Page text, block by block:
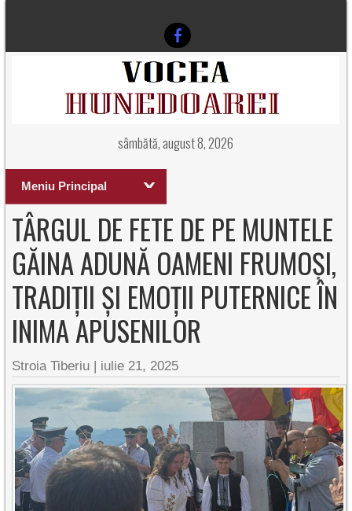
sâmbătă, august 8, 2026
Meniu Principal
TÂRGUL DE FETE DE PE MUNTELE
GĂINA ADUNĂ OAMENI FRUMOȘI,
TRADIȚII ȘI EMOȚII PUTERNICE ÎN
INIMA APUSENILOR
Stroia Tiberiu | iulie 21, 2025